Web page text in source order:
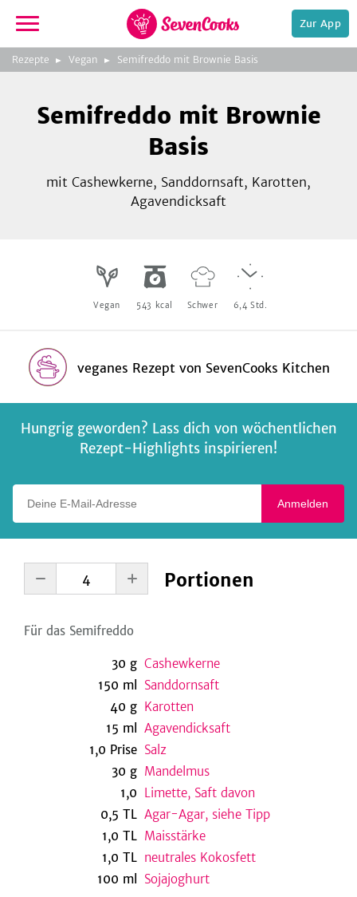
zur
Startseite
Zur App
Rezepte Vegan Semifreddo mit Brownie Basis
zeigen
Bild
3
zeigen
Semifreddo mit Brownie
Basis
mit Cashewkerne, Sanddornsaft, Karotten,
Agavendicksaft
Vegan 543 kcal Schwer 6,4 Std.
veganes Rezeptvon SevenCooks Kitchen
Hungrig geworden? Lass dich von wöchentlichen
Rezept-Highlights inspirieren!
Anmelden
Portionen
Für das Semifreddo
30 g Cashewkerne
150 ml
Sanddornsaft
40 g Karotten
15 ml
Agavendicksaft
1,0 Prise Salz
30 g Mandelmus
1,0 Limette, Saft davon
0,5 TL Agar-Agar, siehe Tipp
1,0 TL Maisstärke
1,0 TL neutrales Kokosfett
100 ml
Sojajoghurt